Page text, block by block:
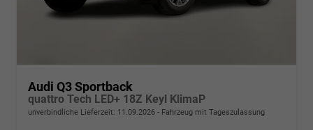
Audi Q3 Sportback
quattro Tech LED+ 18Z Keyl KlimaP
unverbindliche Lieferzeit: 11.09.2026 Fahrzeug mit Tageszulassung